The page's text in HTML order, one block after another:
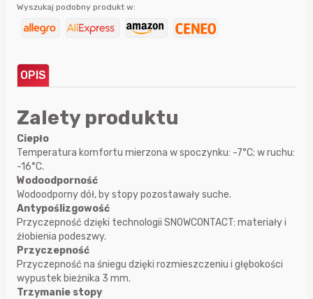
Wyszukaj podobny produkt w:
OPIS
Zalety produktu
Ciepło
Temperatura komfortu mierzona w spoczynku: -7°C; w ruchu:
-16°C.
Wodoodporność
Wodoodporny dół, by stopy pozostawały suche.
Antypoślizgowość
Przyczepność dzięki technologii SNOWCONTACT: materiały i
żłobienia podeszwy.
Przyczepność
Przyczepność na śniegu dzięki rozmieszczeniu i głębokości
wypustek bieżnika 3 mm.
Trzymanie stopy